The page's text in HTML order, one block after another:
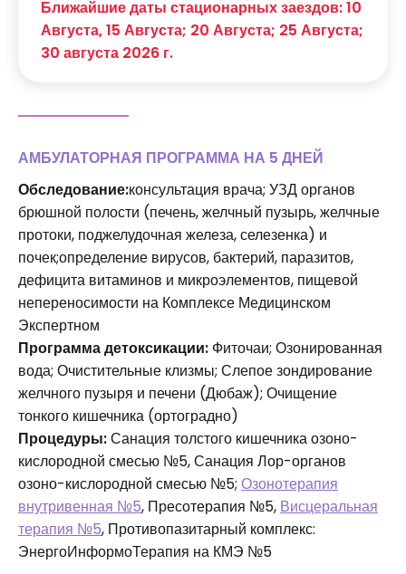
Ближайшие даты стационарных заездов: 10
Августа, 15 Августа; 20 Августа; 25 Августа;
30 августа 2026 г.
АМБУЛАТОРНАЯ ПРОГРАММА НА 5 ДНЕЙ
Обследование:консультация врача; УЗД органов
брюшной полости (печень, желчный пузырь, желчные
протоки, поджелудочная железа, селезенка) и
почек;определение вирусов, бактерий, паразитов,
дефицита витаминов и микроэлементов, пищевой
непереносимости на Комплексе Медицинском
Экспертном
Программа детоксикации: Фиточаи; Озонированная
вода; Очистительные клизмы; Слепое зондирование
желчного пузыря и печени (Дюбаж); Очищение
тонкого кишечника (ортоградно)
Процедуры:Санация толстого кишечника озоно-
кислородной смесью №5, Санация Лор-органов
озоно-кислородной смесью №5; Озонотерапия
внутривенная №5, Пресотерапия №5, Висцеральная
терапия №5, Противопазитарный комплекс:
ЭнергоИнформоТерапия на КМЭ №5